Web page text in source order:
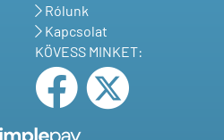
Rólunk
Kapcsolat
KÖVESS MINKET: